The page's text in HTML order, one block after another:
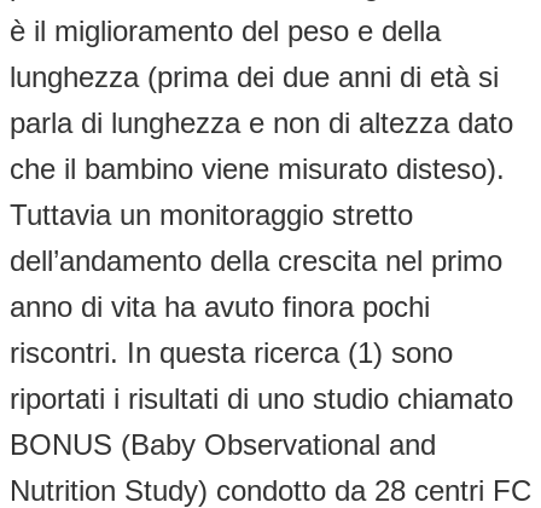
è il miglioramento del peso e della
lunghezza (prima dei due anni di età si
parla di lunghezza e non di altezza dato
che il bambino viene misurato disteso).
Tuttavia un monitoraggio stretto
dell’andamento della crescita nel primo
anno di vita ha avuto finora pochi
riscontri. In questa ricerca (1) sono
riportati i risultati di uno studio chiamato
BONUS (Baby Observational and
Nutrition Study) condotto da 28 centri FC